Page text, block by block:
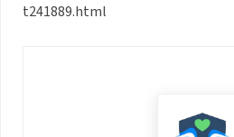
t241889.html